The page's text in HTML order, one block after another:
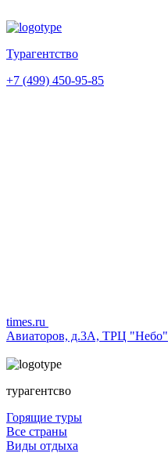
Турагентство
+7 (499) 450-95-85
times.ru
Авиаторов, д.3А, ТРЦ "Небо"
турагентсво
Горящие туры
Все страны
Виды отдыха